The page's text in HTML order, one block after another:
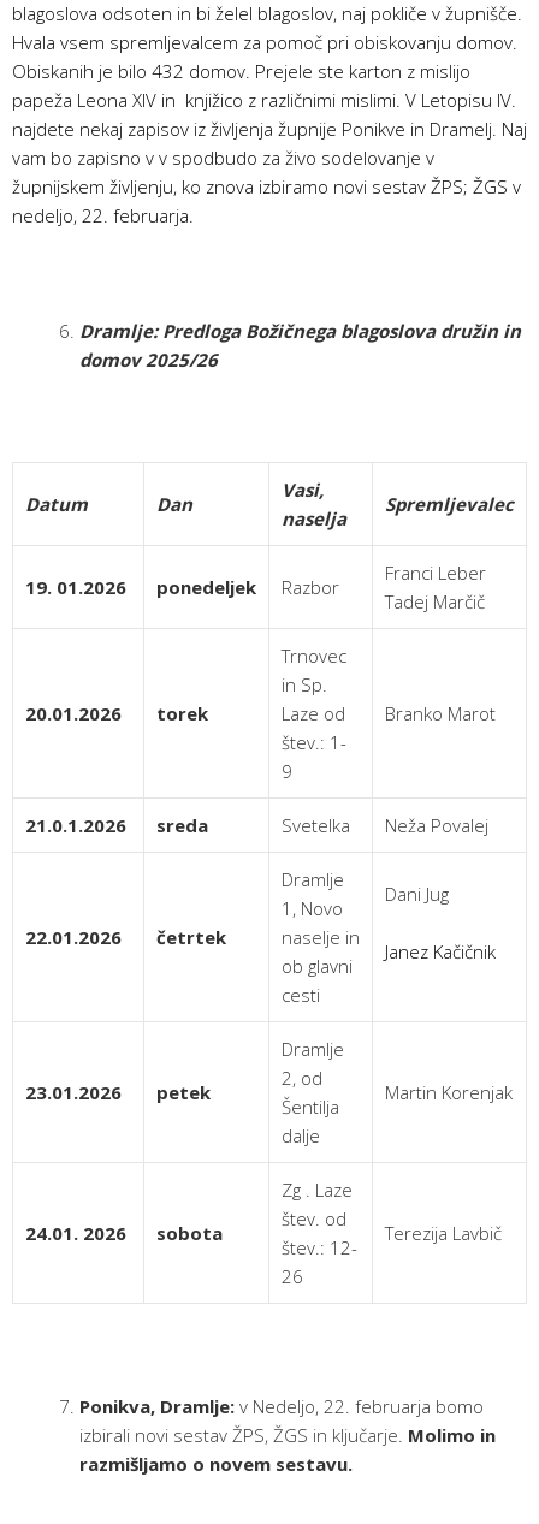
blagoslova odsoten in bi želel blagoslov, naj pokliče v župnišče.
Hvala vsem spremljevalcem za pomoč pri obiskovanju domov.
Obiskanih je bilo 432 domov. Prejele ste karton z mislijo
papeža Leona XIV in knjižico z različnimi mislimi. V Letopisu IV.
najdete nekaj zapisov iz življenja župnije Ponikve in Dramelj. Naj
vam bo zapisno v v spodbudo za živo sodelovanje v
župnijskem življenju, ko znova izbiramo novi sestav ŽPS; ŽGS v
nedeljo, 22. februarja.
Dramlje: Predloga Božičnega blagoslova družin in
domov 2025/26
Datum Dan
Vasi,
naselja
Spremljevalec
19. 01.2026 ponedeljek Razbor
Franci Leber
Tadej Marčič
20.01.2026 torek
Trnovec
in Sp.
Laze od
štev.: 1-
9
Branko Marot
21.0.1.2026 sreda Svetelka Neža Povalej
22.01.2026 četrtek
Dramlje
1, Novo
naselje in
ob glavni
cesti
Dani Jug
Janez Kačičnik
23.01.2026 petek
Dramlje
2, od
Šentilja
dalje
Martin Korenjak
24.01. 2026 sobota
Zg . Laze
štev. od
štev.: 12-
26
Terezija Lavbič
Ponikva, Dramlje: v Nedeljo, 22. februarja bomo
izbirali novi sestav ŽPS, ŽGS in ključarje. Molimo in
razmišljamo o novem sestavu.